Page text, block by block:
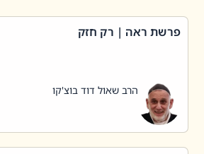
פרשת ראה | רק חזק
הרב שאול דוד בוצ'קו